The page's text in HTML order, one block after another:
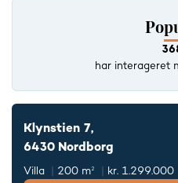
har interageret
Klynstien 7,
6430 Nordborg
Villa 200 m² kr. 1.299.000